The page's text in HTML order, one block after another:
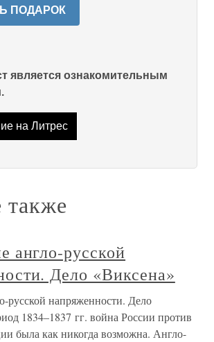
ПОДАРОК
является ознакомительным
на Литрес
также
англо-русской
Дело «Виксена»
русской напряженности. Дело
1834–1837 гг. война России против
была как никогда возможна. Англо-